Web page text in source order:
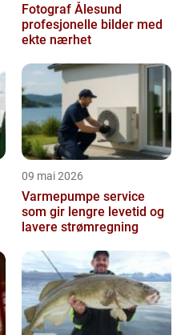
Fotograf Ålesund
profesjonelle bilder med
ekte nærhet
09 mai 2026
Varmepumpe service
som gir lengre levetid og
lavere strømregning